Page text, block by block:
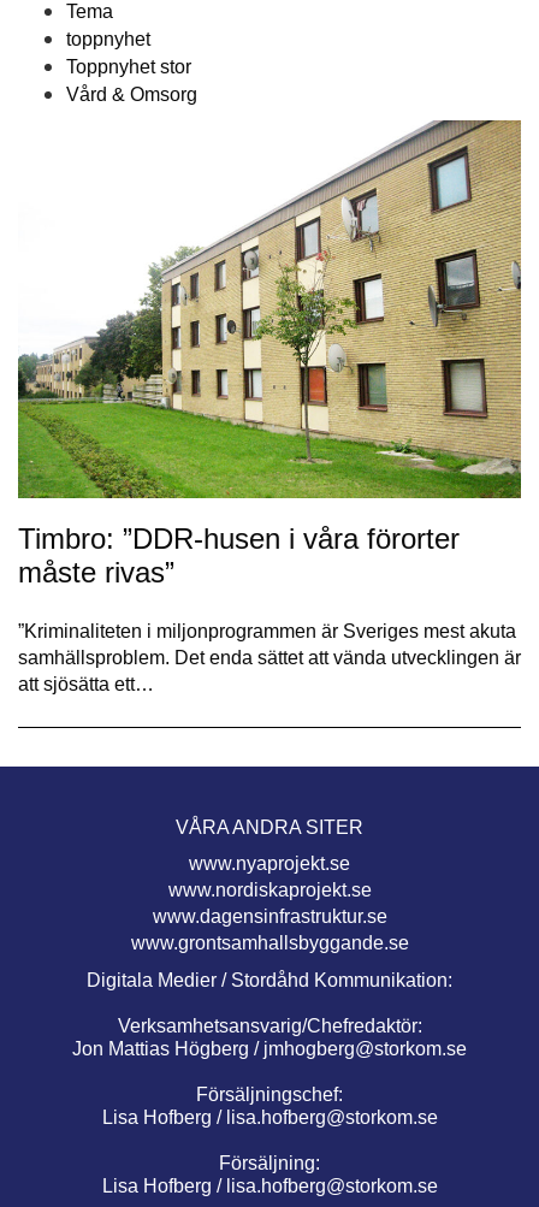
Tema
toppnyhet
Toppnyhet stor
Vård & Omsorg
Timbro: ”DDR-husen i våra förorter
måste rivas”
”Kriminaliteten i miljonprogrammen är Sveriges mest akuta
samhällsproblem. Det enda sättet att vända utvecklingen är
att sjösätta ett…
VÅRA ANDRA SITER
www.nyaprojekt.se
www.nordiskaprojekt.se
www.dagensinfrastruktur.se
www.grontsamhallsbyggande.se
Digitala Medier / Stordåhd Kommunikation:
Verksamhetsansvarig/Chefredaktör:
Jon Mattias Högberg / jmhogberg@storkom.se
Försäljningschef:
Lisa Hofberg / lisa.hofberg@storkom.se
Försäljning:
Lisa Hofberg / lisa.hofberg@storkom.se